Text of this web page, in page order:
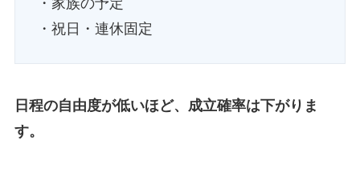
・家族の予定
・祝日・連休固定
日程の自由度が低いほど、成立確率は下がりま
す。